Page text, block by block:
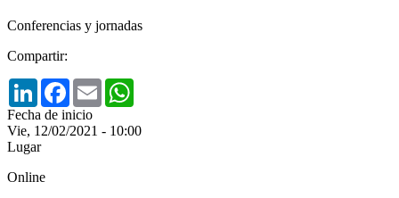
Conferencias y jornadas
Compartir:
LinkedInFacebook
Email
Fecha de inicio
Vie, 12/02/2021 - 10:00
Lugar
Online